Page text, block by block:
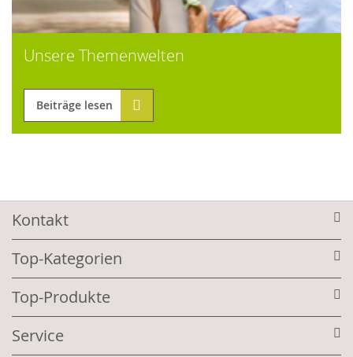
Unsere Themenwelten
Beiträge lesen
Kontakt
Top-Kategorien
Top-Produkte
Service